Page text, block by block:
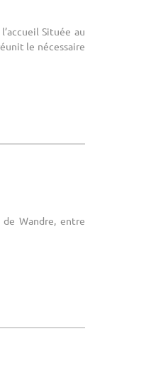
Située au
le nécessaire
Wandre, entre